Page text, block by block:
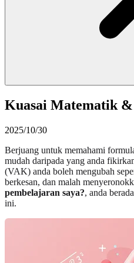
Kuasai Matematik &
2025/10/30
Berjuang untuk memahami
mudah daripada yang anda
(VAK) anda boleh mengubah
berkesan, dan malah
pembelajaran saya?, anda
ini.